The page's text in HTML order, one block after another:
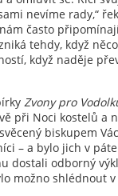
nevíme rady,“
často
tehdy, když
když naděje
Zvony pro
při Noci kostelů a
biskupem
– a bylo jich v
dostali odborný
možno shlédnout v